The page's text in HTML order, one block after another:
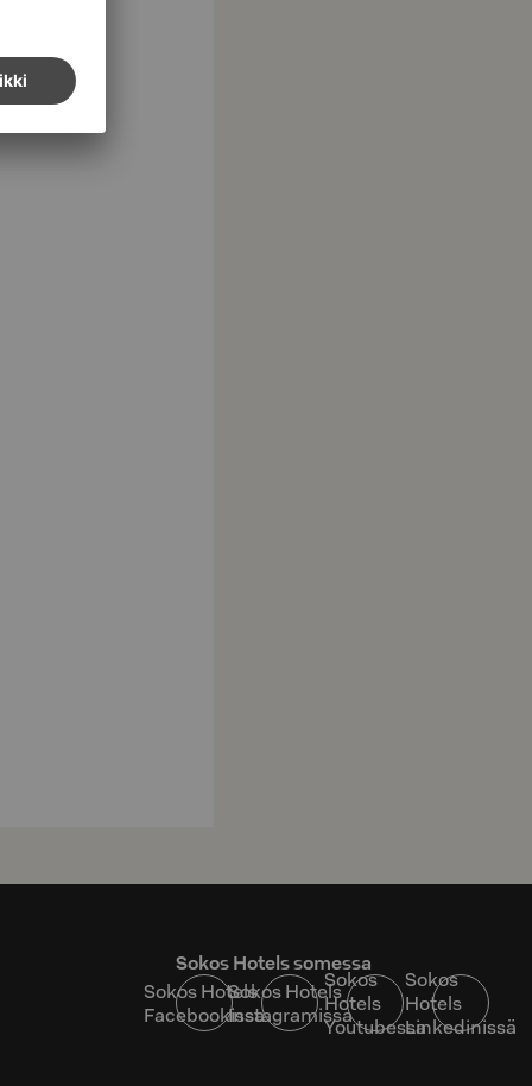
Sokos Hotels somessa
Sokos Hotels
Facebookissa
Sokos Hotels
Instagramissa
Sokos
Hotels
Youtubessa
Sokos
Hotels
Linkedinissä